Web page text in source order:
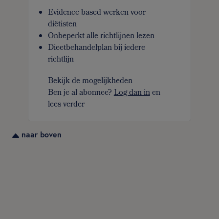
Evidence based werken voor
diëtisten
Onbeperkt alle richtlijnen lezen
Dieetbehandelplan bij iedere
richtlijn
Bekijk de mogelijkheden
Ben je al abonnee?Log dan inen
lees verder
naar boven